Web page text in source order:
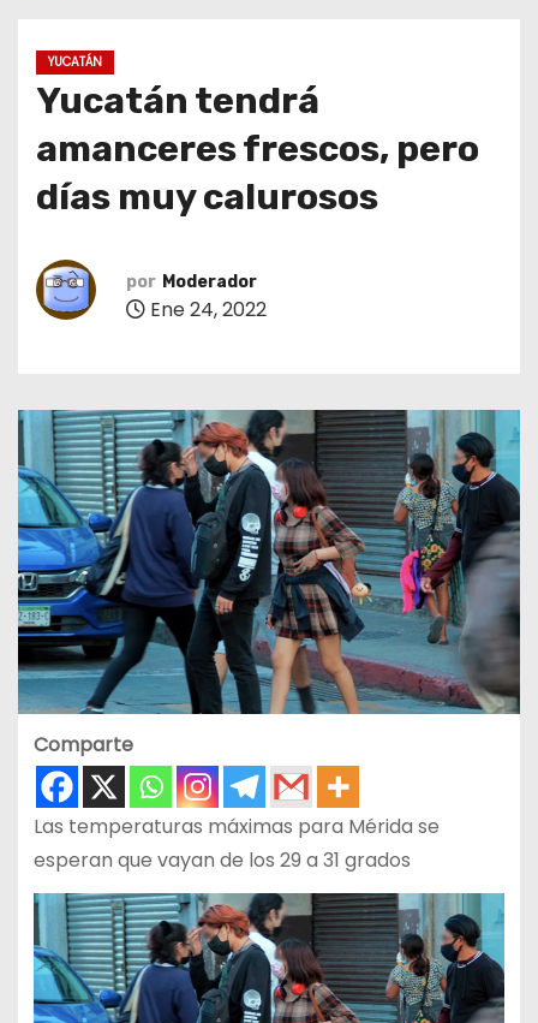
YUCATÁN
Yucatán tendrá
amanceres frescos, pero
días muy calurosos
por Moderador
Ene 24, 2022
Comparte
Las temperaturas máximas para Mérida se
esperan que vayan de los 29 a 31 grados